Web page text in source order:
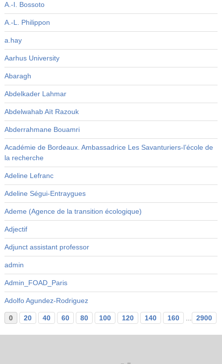
A.-I. Bossoto
A.-L. Philippon
a.hay
Aarhus University
Abaragh
Abdelkader Lahmar
Abdelwahab Aït Razouk
Abderrahmane Bouamri
Académie de Bordeaux. Ambassadrice Les Savanturiers-l’école de
la recherche
Adeline Lefranc
Adeline Ségui-Entraygues
Ademe (Agence de la transition écologique)
Adjectif
Adjunct assistant professor
admin
Admin_FOAD_Paris
Adolfo Agundez-Rodriguez
0 20 40 60 80 100 120 140 160 ... 2900